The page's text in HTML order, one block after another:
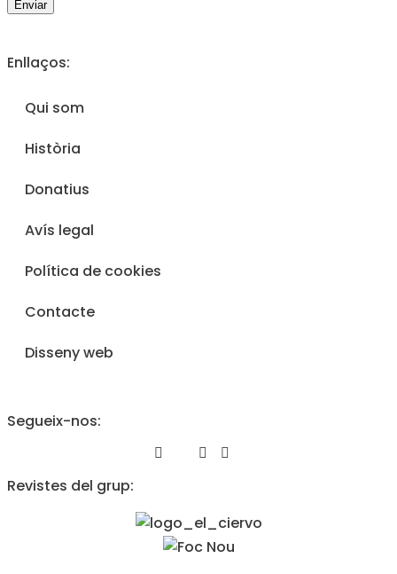
Enviar
Enllaços:
Qui som
Història
Donatius
Avís legal
Política de cookies
Contacte
Disseny web
Segueix-nos:
Revistes del grup: